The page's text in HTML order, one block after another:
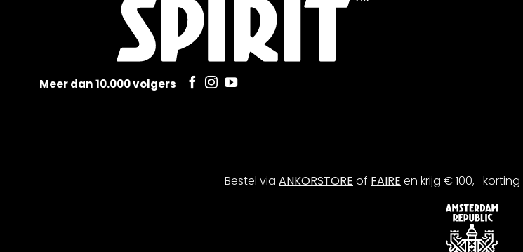
Meer dan 10.000 volgers
Bestel via ANKORSTORE of FAIRE en krijg € 100,- korting